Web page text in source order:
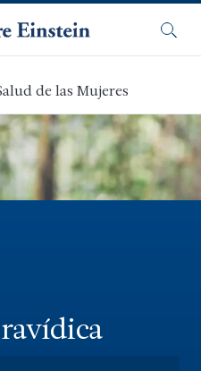
de las Mujeres